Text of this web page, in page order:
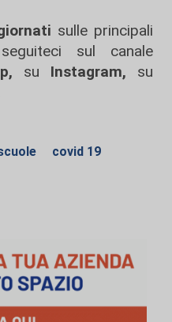
sulle principali
sul canale
su Instagram, su
covid 19